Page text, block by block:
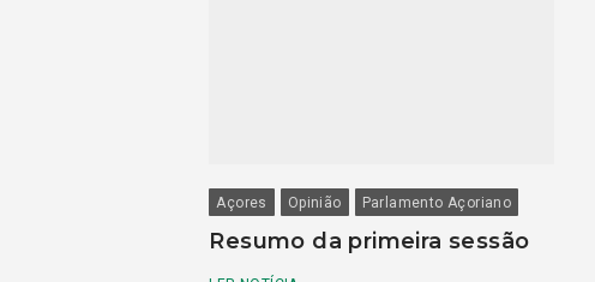
Açores Opinião Parlamento Açoriano
Resumo da primeira sessão